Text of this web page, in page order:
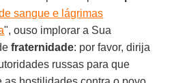
sangue e lágrimas
", ouso implorar a Sua
fraternidade: por favor, dirija
russas para que